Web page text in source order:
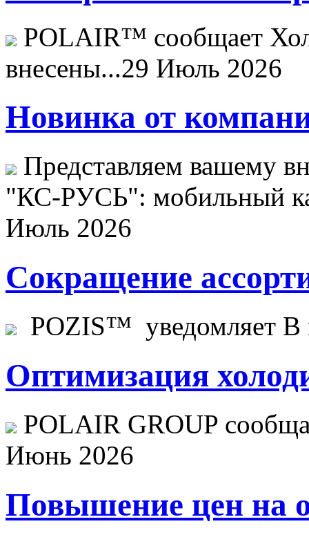
POLAIR™ сообщает
внесены...29 Июль 2026
Новинка от
Представляем вашему
"КС-РУСЬ": мобильный
Июль 2026
Сокращение
POZIS™ уведомляет В
Оптимизация
POLAIR GROUP
Июнь 2026
Повышение цен на